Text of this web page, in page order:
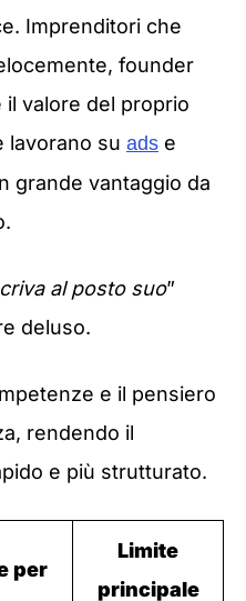
Imprenditori che
founder
valore del proprio
lavorano su ads e
grande vantaggio da
al posto suo”
deluso.
e il pensiero
rendendo il
e più strutturato.
per
Limite
principale